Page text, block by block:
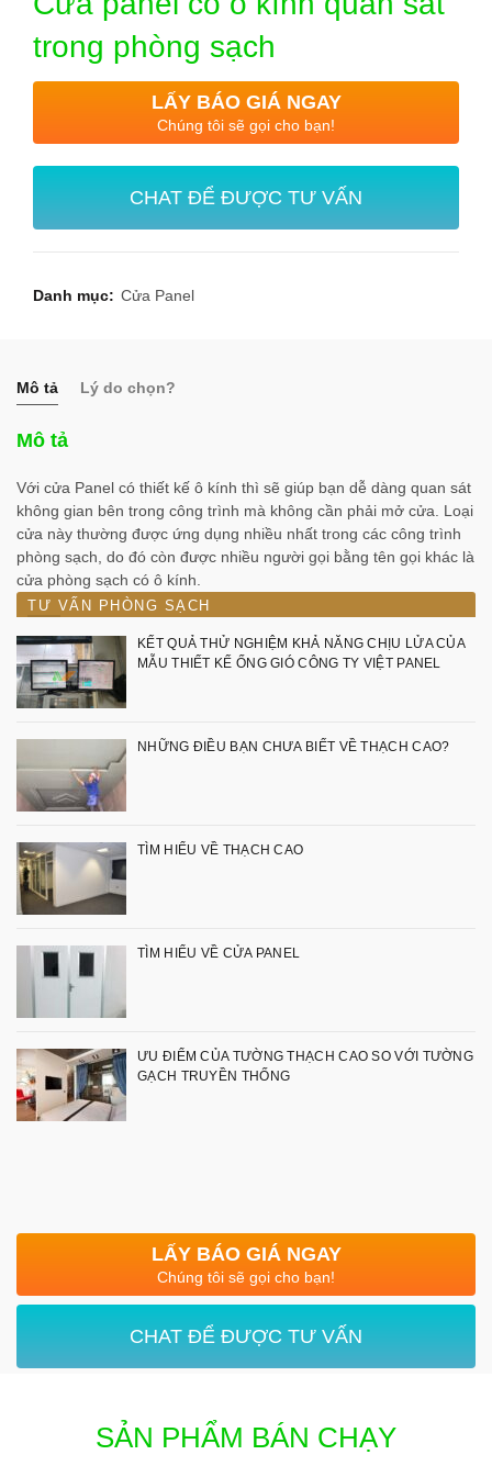
trong phòng sạch
LẤY BÁO GIÁ NGAY
Chúng tôi sẽ gọi cho bạn!
CHAT ĐỂ ĐƯỢC TƯ VẤN
Danh mục: Cửa Panel
Mô tả Lý do chọn?
Mô tả
Với cửa Panel có thiết kế ô kính thì sẽ giúp bạn dễ dàng quan sát
không gian bên trong công trình mà không cần phải mở cửa. Loại
cửa này thường được ứng dụng nhiều nhất trong các công trình
phòng sạch, do đó còn được nhiều người gọi bằng tên gọi khác là
cửa phòng sạch có ô kính.
TƯ VẤN PHÒNG SẠCH
KẾT QUẢ THỬ NGHIỆM KHẢ NĂNG CHỊU LỬA CỦA
MẪU THIẾT KẾ ỐNG GIÓ CÔNG TY VIỆT PANEL
NHỮNG ĐIỀU BẠN CHƯA BIẾT VỀ THẠCH CAO?
TÌM HIỂU VỀ THẠCH CAO
TÌM HIỂU VỀ CỬA PANEL
ƯU ĐIỂM CỦA TƯỜNG THẠCH CAO SO VỚI TƯỜNG
GẠCH TRUYỀN THỐNG
LẤY BÁO GIÁ NGAY
Chúng tôi sẽ gọi cho bạn!
CHAT ĐỂ ĐƯỢC TƯ VẤN
SẢN PHẨM BÁN CHẠY